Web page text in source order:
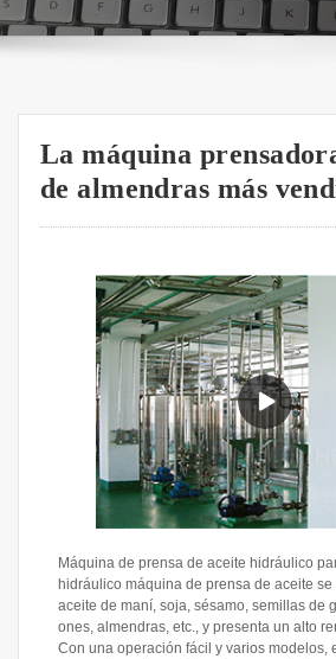
La máquina
de almendras más
Máquina de prensa de aceite hidráulico
hidráulico máquina de prensa de aceite
aceite de maní, soja, sésamo, semillas de
ones, almendras, etc., y presenta un alto
Con una operación fácil y varios modelos,